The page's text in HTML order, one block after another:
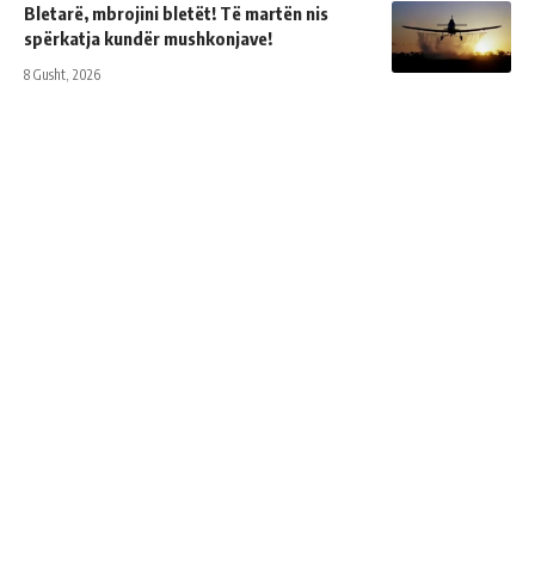
Bletarë, mbrojini bletët! Të martën nis
spërkatja kundër mushkonjave!
8 Gusht, 2026